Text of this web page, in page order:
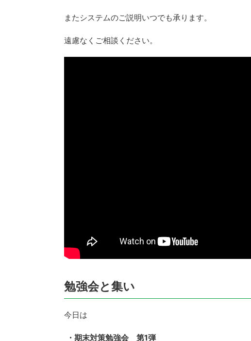
またシステムのご説明いつでも承ります。
遠慮なくご相談ください。
勉強会と集い
今日は
・期末対策勉強会 第1弾